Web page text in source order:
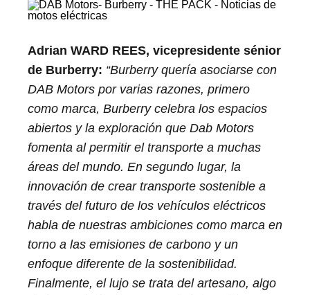
Adrian WARD REES, vicepresidente sénior
de Burberry: “Burberry quería asociarse con
DAB Motors por varias razones, primero
como marca, Burberry celebra los espacios
abiertos y la exploración que Dab Motors
fomenta al permitir el transporte a muchas
áreas del mundo. En segundo lugar, la
innovación de crear transporte sostenible a
través del futuro de los vehículos eléctricos
habla de nuestras ambiciones como marca en
torno a las emisiones de carbono y un
enfoque diferente de la sostenibilidad.
Finalmente, el lujo se trata del artesano, algo